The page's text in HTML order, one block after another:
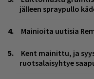
jälleen spraypullo
Mainioita uutisia
Kent mainittu, ja
ruotsalaisyhtye